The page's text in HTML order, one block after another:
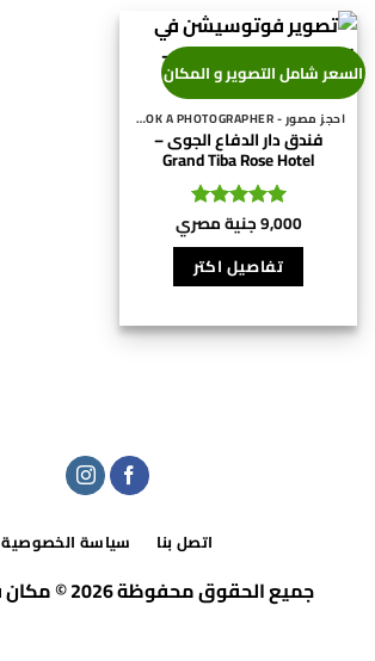
السعر شامل التصوير و المكان
احجز مصور - BOOK A PHOTOGRAPHER
فندق دار الدفاع الجوى –
Grand Tiba Rose Hotel
تم التقييم
9,000جنية مصري
تفاصيل اكتر
اتصل بنا سياسة الخصوصية
جميع الحقوق محفوظة 2026 © مكان فوتوسيشن